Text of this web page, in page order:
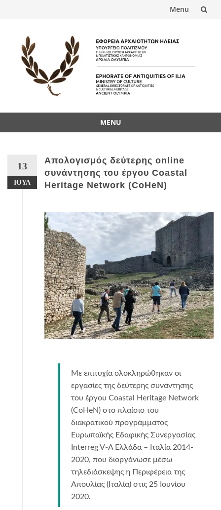
Menu
content
MENU
13
ΙΟΎΛ
Απολογισμός δεύτερης online
συνάντησης του έργου Coastal
Heritage Network (CoHeN)
Με επιτυχία ολοκληρώθηκαν οι
εργασίες της δεύτερης συνάντησης
του έργου Coastal Heritage Network
(CoHeN) στο πλαίσιο του
διακρατικού προγράμματος
Ευρωπαϊκής Εδαφικής Συνεργασίας
Interreg V-A Ελλάδα – Ιταλία 2014-
2020, που διοργάνωσε μέσω
τηλεδιάσκεψης η Περιφέρεια της
Απουλίας (Ιταλία) στις 25 Ιουνίου
2020.